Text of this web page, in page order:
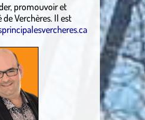
promouvoir et
Verchères. Il est